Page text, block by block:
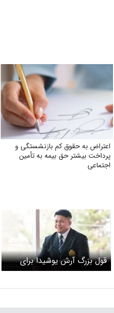
اعتراض به حقوق کم بازنشستگی و
پرداخت بیشتر حق بیمه به تأمین
اجتماعی
قول بزرگ آرش یوشیدا برای
طلای جهانی و المپیک